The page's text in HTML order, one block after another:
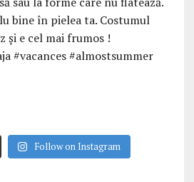
Follow on Instagram